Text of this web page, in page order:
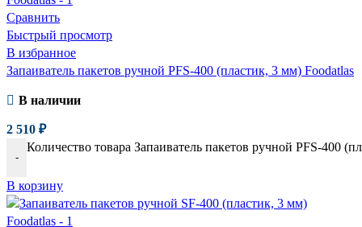
Сравнить
Быстрый просмотр
В избранное
Запаиватель пакетов ручной PFS-400 (пластик, 3 мм) Foodatlas
В наличии
2 510 ₽
-
Количество товара Запаиватель пакетов ручной PFS-400
В корзину